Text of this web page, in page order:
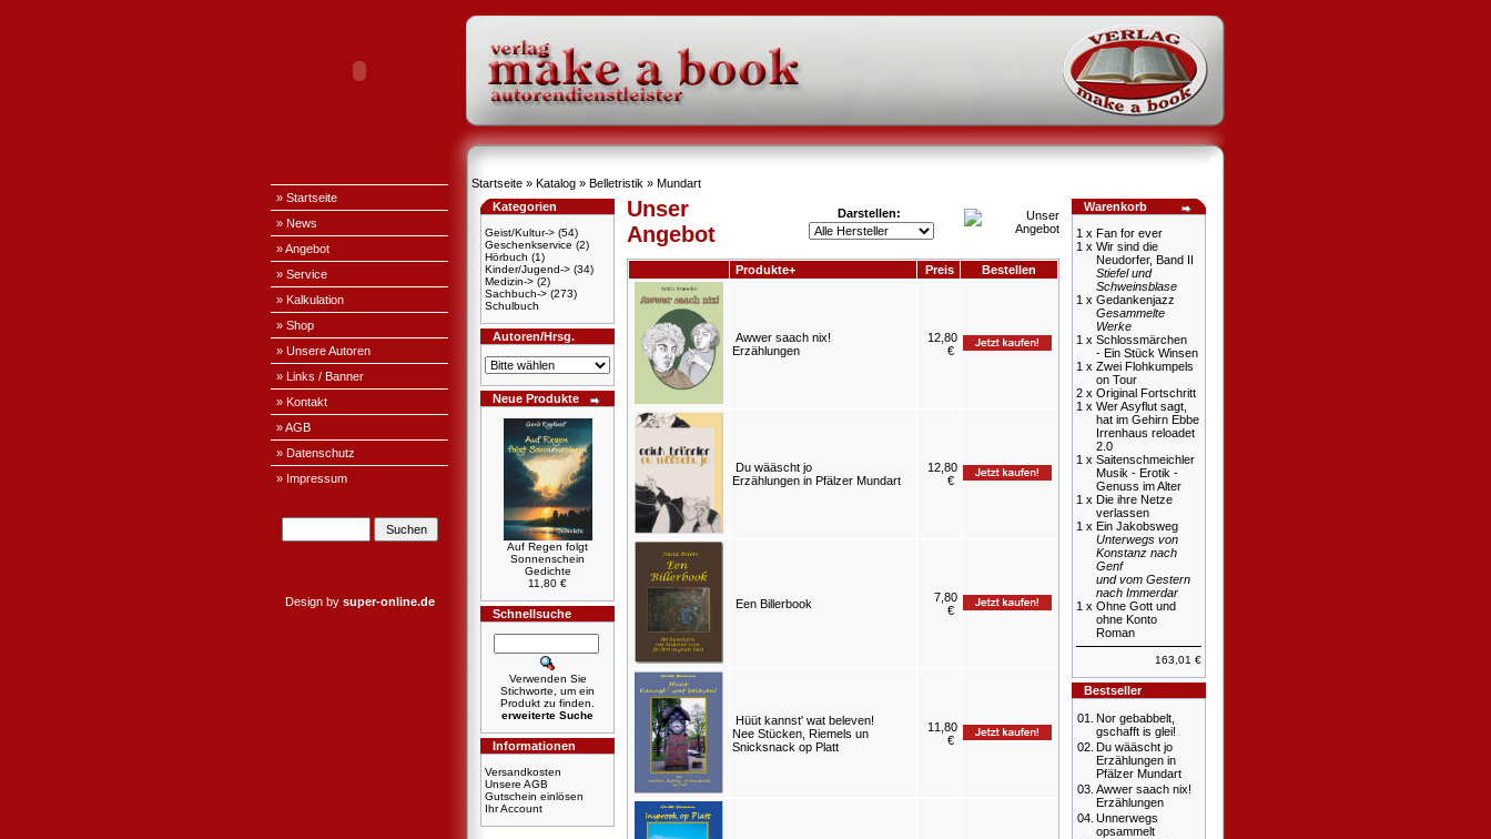
» Startseite
» News
» Angebot
» Service
» Kalkulation
» Shop
» Unsere Autoren
» Links / Banner
» Kontakt
» AGB
» Datenschutz
» Impressum
Design by super-online.de
Startseite » Katalog » Belletristik » Mundart
Kategorien
Geist/Kultur-> (54)
Geschenkservice (2)
Hörbuch (1)
Kinder/Jugend-> (34)
Medizin-> (2)
Sachbuch-> (273)
Schulbuch
Autoren/Hrsg.
Neue Produkte
Auf Regen folgt
Sonnenschein
Gedichte
11,80 €
Schnellsuche
Verwenden Sie
Stichworte, um ein
Produkt zu finden.
erweiterte Suche
Informationen
Versandkosten
Unsere AGB
Gutschein einlösen
Ihr Account
Unser
Angebot
Darstellen:
Produkte+ Preis Bestellen
Awwer saach nix!
Erzählungen
12,80
€
Du wääscht jo
Erzählungen in Pfälzer Mundart
12,80
€
Een Billerbook
7,80
€
Hüüt kannst' wat beleven!
Nee Stücken, Riemels un
Snicksnack op Platt
11,80
€
Warenkorb
1 x Fan for ever
1 x Wir sind die
Neudorfer, Band II
Stiefel und
Schweinsblase
1 x Gedankenjazz
Gesammelte
Werke
1 x Schlossmärchen
- Ein Stück Winsen
1 x Zwei Flohkumpels
on Tour
2 x Original Fortschritt
1 x Wer Asyflut sagt,
hat im Gehirn Ebbe
Irrenhaus reloadet
2.0
1 x Saitenschmeichler
Musik - Erotik -
Genuss im Alter
1 x Die ihre Netze
verlassen
1 x Ein Jakobsweg
Unterwegs von
Konstanz nach
Genf
und vom Gestern
nach Immerdar
1 x Ohne Gott und
ohne Konto
Roman
163,01 €
Bestseller
01. Nor gebabbelt,
gschafft is glei!
02. Du wääscht jo
Erzählungen in
Pfälzer Mundart
03. Awwer saach nix!
Erzählungen
04. Unnerwegs
opsammelt